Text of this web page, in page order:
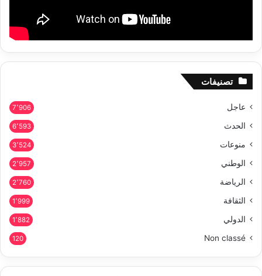
تصنيفات
عاجل 7٬906
الحدث 6٬593
منوعات 3٬524
الوطني 2٬957
الرياضة 2٬760
الثقافة 1٬999
الدولي 1٬882
Non classé
120